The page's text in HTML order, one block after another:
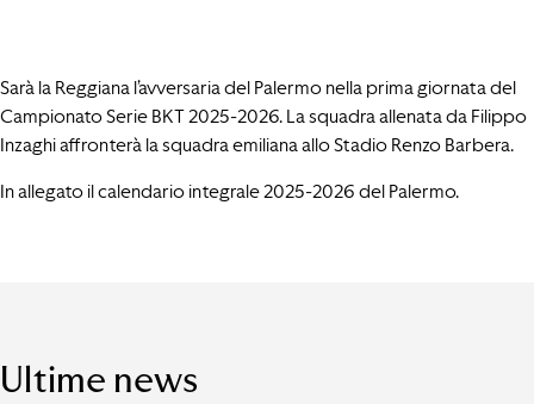
Sarà la Reggiana l’avversaria del Palermo nella prima giornata del
Campionato Serie BKT 2025-2026. La squadra allenata da Filippo
Inzaghi affronterà la squadra emiliana allo Stadio Renzo Barbera.
In allegato il calendario integrale 2025-2026 del Palermo.
Ultime news